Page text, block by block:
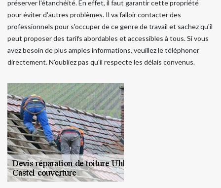
préserver l'étanchéité. En effet, il faut garantir cette propriété
pour éviter d'autres problèmes. Il va falloir contacter des
professionnels pour s'occuper de ce genre de travail et sachez qu'il
peut proposer des tarifs abordables et accessibles à tous. Si vous
avez besoin de plus amples informations, veuillez le téléphoner
directement. N'oubliez pas qu'il respecte les délais convenus.